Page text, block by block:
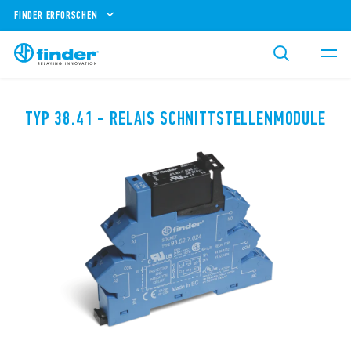
FINDER ERFORSCHEN
TYP 38.41 - RELAIS SCHNITTSTELLENMODULE